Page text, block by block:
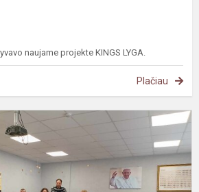
naujame projekte KINGS LYGA.
Plačiau